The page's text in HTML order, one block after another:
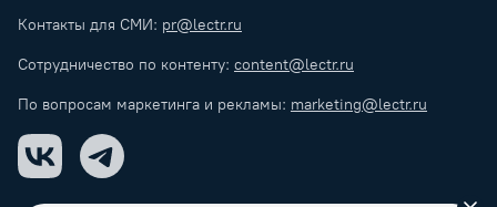
Контакты для СМИ: pr@lectr.ru
Сотрудничество по контенту: content@lectr.ru
По вопросам маркетинга и рекламы: marketing@lectr.ru
VK Telegram